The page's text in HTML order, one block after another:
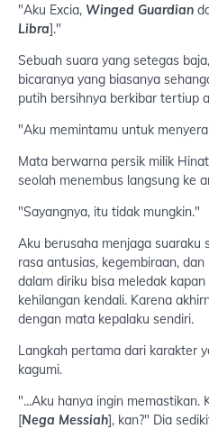
"Aku Excia, Winged Guardian
Libra]."
Sebuah suara yang setegas
bicaranya yang biasanya
putih bersihnya berkibar tertiup
"Aku memintamu untuk
Mata berwarna persik milik
seolah menembus langsung ke
"Sayangnya, itu tidak mungkin."
Aku berusaha menjaga suaraku
rasa antusias, kegembiraan,
dalam diriku bisa meledak
kehilangan kendali. Karena
dengan mata kepalaku sendiri.
Langkah pertama dari karakter
kagumi.
"...Aku hanya ingin memastikan.
[Nega Messiah], kan?" Dia